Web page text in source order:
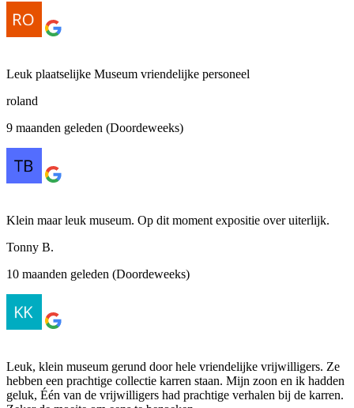
Leuk plaatselijke Museum vriendelijke personeel
roland
9 maanden geleden (Doordeweeks)
Klein maar leuk museum. Op dit moment expositie over uiterlijk.
Tonny B.
10 maanden geleden (Doordeweeks)
Leuk, klein museum gerund door hele vriendelijke vrijwilligers. Ze
hebben een prachtige collectie karren staan. Mijn zoon en ik hadden
geluk, Één van de vrijwilligers had prachtige verhalen bij de karren.